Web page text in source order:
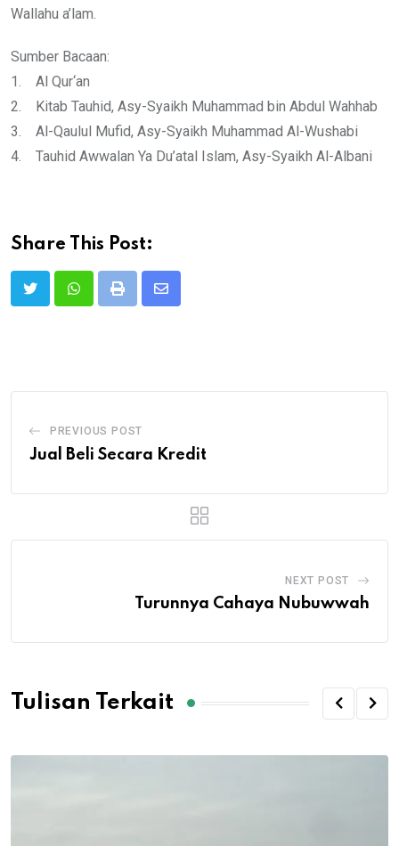
Wallahu a’lam.
Sumber Bacaan:
1. Al Qur‘an
2. Kitab Tauhid, Asy-Syaikh Muhammad bin Abdul Wahhab
3. Al-Qaulul Mufid, Asy-Syaikh Muhammad Al-Wushabi
4. Tauhid Awwalan Ya Du’atal Islam, Asy-Syaikh Al-Albani
Share This Post:
Print
Share
PREVIOUS POST
Jual Beli Secara Kredit
NEXT POST
Turunnya Cahaya Nubuwwah
Tulisan Terkait